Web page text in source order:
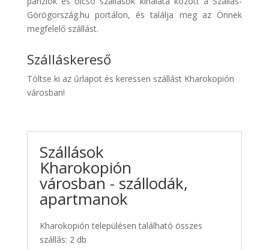
Transzfer
Kiwi
Taxi
Görögország.hu portálon, és találja meg az Önnek
megfelelő szállást.
Szálláskereső
Töltse ki az űrlapot és keressen szállást Kharokopión
városban!
Szállások
Kharokopión
városban - szállodák,
apartmanok
Kharokopión településen található összes
szállás: 2 db